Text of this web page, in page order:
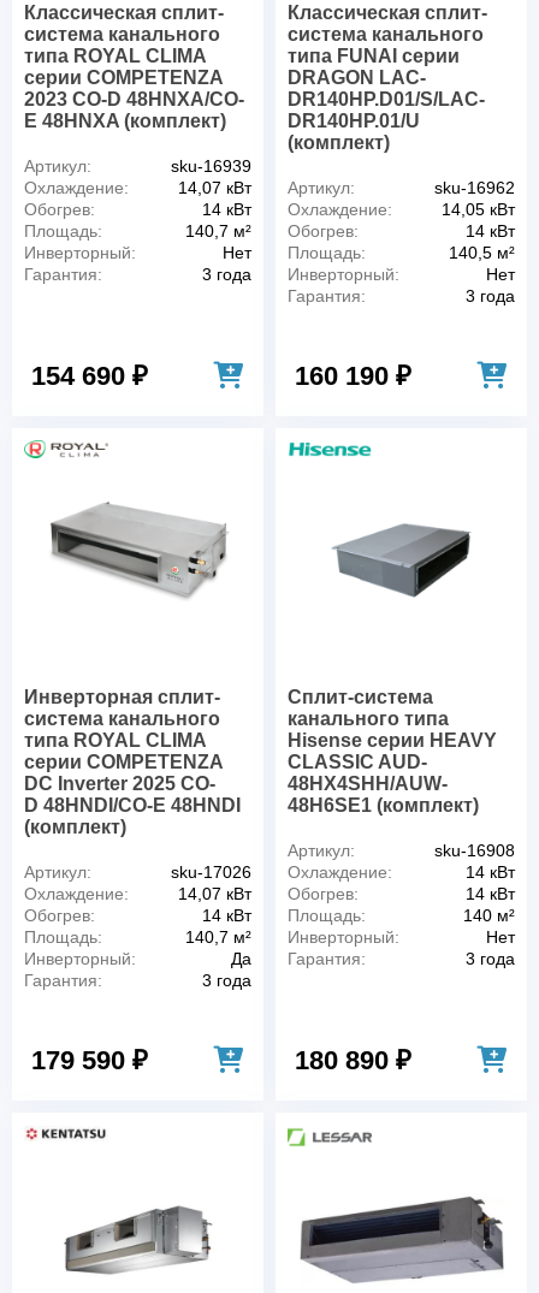
Классическая сплит-
система канального
типа ROYAL CLIMA
серии COMPETENZA
2023 CO-D 48HNXA/CO-
E 48HNXA (комплект)
Артикул:
sku-16939
Охлаждение:
14,07 кВт
Обогрев:
14 кВт
Площадь:
140,7 м²
Инверторный:
Нет
Гарантия:
3 года
154 690 ₽
Классическая сплит-
система канального
типа FUNAI серии
DRAGON LAC-
DR140HP.D01/S/LAC-
DR140HP.01/U
(комплект)
Артикул:
sku-16962
Охлаждение:
14,05 кВт
Обогрев:
14 кВт
Площадь:
140,5 м²
Инверторный:
Нет
Гарантия:
3 года
160 190 ₽
Инверторная сплит-
система канального
типа ROYAL CLIMA
серии COMPETENZA
DC Inverter 2025 CO-
D 48HNDI/CO-E 48HNDI
(комплект)
Артикул:
sku-17026
Охлаждение:
14,07 кВт
Обогрев:
14 кВт
Площадь:
140,7 м²
Инверторный:
Да
Гарантия:
3 года
179 590 ₽
Сплит-система
канального типа
Hisense серии HEAVY
CLASSIC AUD-
48HX4SHH/AUW-
48H6SE1 (комплект)
Артикул:
sku-16908
Охлаждение:
14 кВт
Обогрев:
14 кВт
Площадь:
140 м²
Инверторный:
Нет
Гарантия:
3 года
180 890 ₽